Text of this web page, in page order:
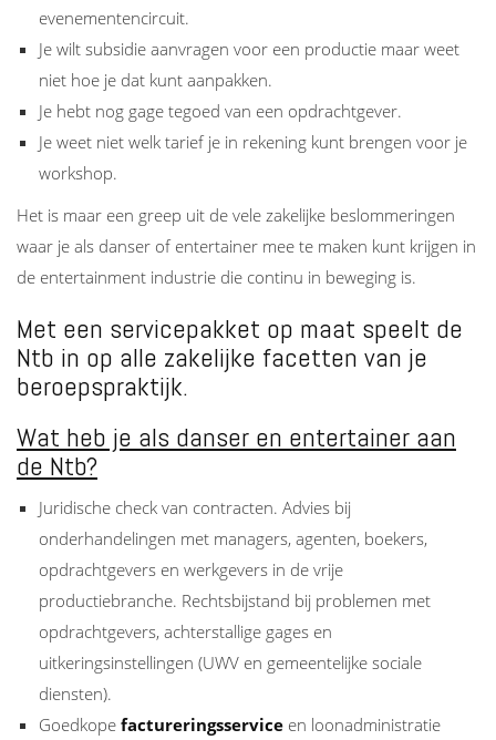
evenementencircuit.
Je wilt subsidie aanvragen voor een productie maar weet
niet hoe je dat kunt aanpakken.
Je hebt nog gage tegoed van een opdrachtgever.
Je weet niet welk tarief je in rekening kunt brengen voor je
workshop.
Het is maar een greep uit de vele zakelijke beslommeringen
waar je als danser of entertainer mee te maken kunt krijgen in
de entertainment industrie die continu in beweging is.
Met een servicepakket op maat speelt de
Ntb in op alle zakelijke facetten van je
beroepspraktijk.
Wat heb je als danser en entertainer aan
de Ntb?
Juridische check van contracten. Advies bij
onderhandelingen met managers, agenten, boekers,
opdrachtgevers en werkgevers in de vrije
productiebranche. Rechtsbijstand bij problemen met
opdrachtgevers, achterstallige gages en
uitkeringsinstellingen (UWV en gemeentelijke sociale
diensten).
Goedkope factureringsservice en loonadministratie